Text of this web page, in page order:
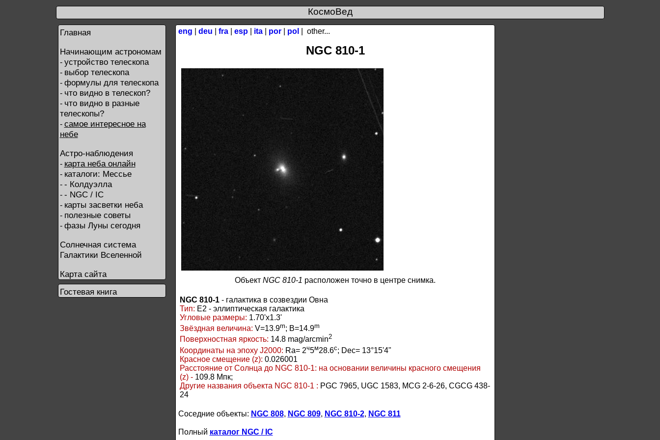
КосмоВед
Главная
Начинающим астрономам
- устройство телескопа
- выбор телескопа
- формулы для телескопа
- что видно в телескоп?
- что видно в разные
телескопы?
- самое интересное на
небе
Астро-наблюдения
- карта неба онлайн
- каталоги: Мессье
- - Колдуэлла
- - NGC / IC
- карты засветки неба
- полезные советы
- фазы Луны сегодня
Солнечная система
Галактики Вселенной
Карта сайта
Гостевая книга
eng deu fra| esp| ita| por| pol other...
NGC 810-1
Объект NGC 810-1 расположен точно в центре снимка.
NGC 810-1- галактика в созвездии Овна
Тип: E2 - эллиптическая галактика
Угловые размеры: 1.70'x1.3'
Звёздная величина: V=13.9m; B=14.9m
Поверхностная яркость: 14.8 mag/arcmin2
Координаты на эпоху J2000: Ra= 2ч5м28.6с; Dec= 13°15'4"
Красное смещение (z): 0.026001
Расстояние от Солнца до NGC 810-1: на основании величины красного смещения
(z) - 109.8 Мпк;
Другие названия объекта NGC 810-1 : PGC 7965, UGC 1583, MCG 2-6-26, CGCG 438-
24
Соседние объекты: NGC 808, NGC 809, NGC 810-2, NGC 811
Полный каталог NGC / IC